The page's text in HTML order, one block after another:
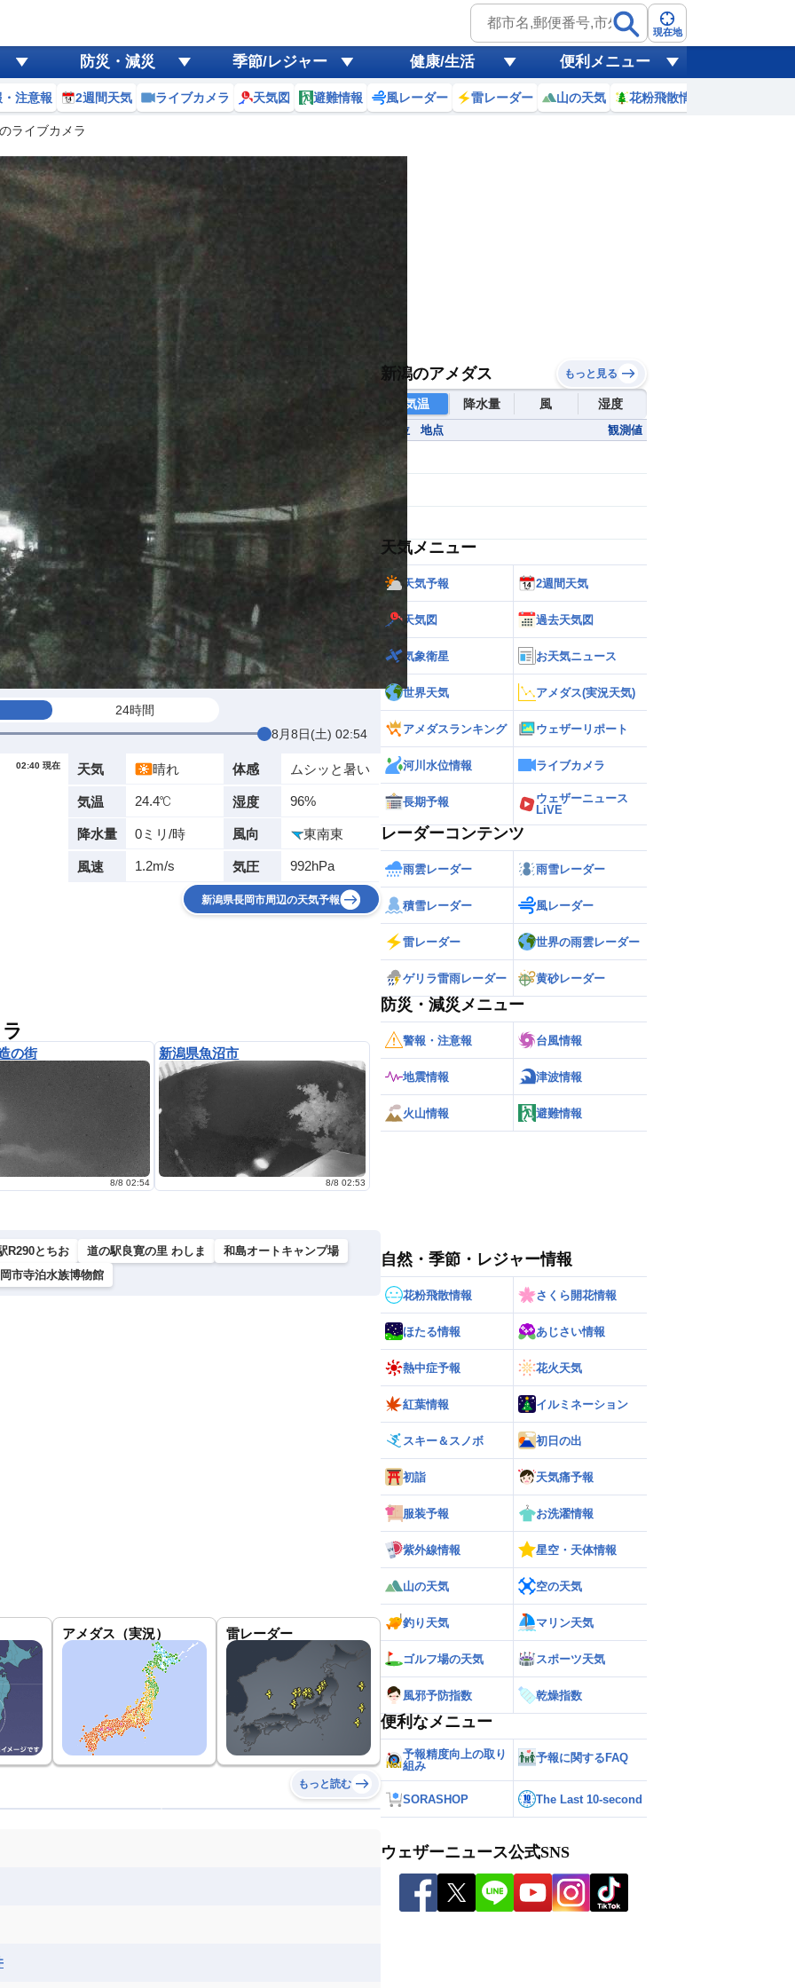
現在地
防災・減災 季節/レジャー 健康/生活 便利メニュー
注意報 2週間天気 ライブカメラ 天気図 避難情報 風レーダー 雷レーダー 山の天気 花粉飛散情報
ライブカメラ
24時間
8月8日(土) 02:54
02:40 現在 天気 晴れ 体感 ムシッと暑い
気温 24.4℃ 湿度 96%
降水量 0ミリ/時 風向 東南東
風速 1.2m/s 気圧 992hPa
新潟県長岡市周辺の天気予報
の街
8/8 02:54
新潟県魚沼市
8/8 02:53
R290とちお 道の駅良寛の里 わしま
和島オートキャンプ場
市寺泊水族博物館
アメダス（実況） 雷レーダー
もっと読む
新潟のアメダス もっと見る
気温 降水量 風 湿度
順位 地点 観測値
天気メニュー
天気予報 2週間天気
天気図 過去天気図
気象衛星 お天気ニュース
世界天気 アメダス(実況天気)
アメダスランキング ウェザーリポート
河川水位情報 ライブカメラ
長期予報
ウェザーニュース
LiVE
レーダーコンテンツ
雨雲レーダー 雨雪レーダー
積雪レーダー 風レーダー
雷レーダー 世界の雨雲レーダー
ゲリラ雷雨レーダー 黄砂レーダー
防災・減災メニュー
警報・注意報 台風情報
地震情報 津波情報
火山情報 避難情報
自然・季節・レジャー情報
花粉飛散情報 さくら開花情報
ほたる情報 あじさい情報
熱中症予報 花火天気
紅葉情報 イルミネーション
スキー＆スノボ 初日の出
初詣 天気痛予報
服装予報 お洗濯情報
紫外線情報 星空・天体情報
山の天気 空の天気
釣り天気 マリン天気
ゴルフ場の天気 スポーツ天気
風邪予防指数 乾燥指数
便利なメニュー
予報精度向上の取り
組み
予報に関するFAQ
SORASHOP The Last 10-second
ウェザーニュース公式SNS